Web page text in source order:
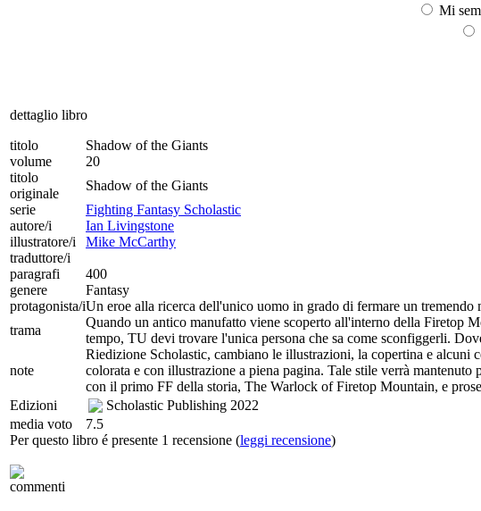
Mi
dettaglio libro
titolo
Shadow of the Giants
volume
20
titolo
originale
Shadow of the Giants
serie
Fighting Fantasy Scholastic
autore/i
Ian Livingstone
illustratore/i
Mike McCarthy
traduttore/i
paragrafi
400
genere
Fantasy
protagonista/iUn eroe alla ricerca dell'unico uomo in grado di fermare un tremendo
trama
Quando un antico manufatto viene scoperto all'interno della Firetop
tempo, TU devi trovare l'unica persona che sa come sconfiggerli.
note
Riedizione Scholastic, cambiano le illustrazioni, la copertina e alcuni
colorata e con illustrazione a piena pagina. Tale stile verrà
con il primo FF della storia, The Warlock of Firetop Mountain, e
Edizioni
Scholastic Publishing 2022
media voto
7.5
Per questo libro é presente 1 recensione (leggi recensione)
commenti